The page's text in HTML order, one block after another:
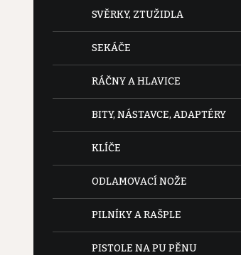
SVĚRKY, ZTUŽIDLA
SEKÁČE
RÁČNY A HLAVICE
BITY, NÁSTAVCE, ADAPTÉRY
KLÍČE
ODLAMOVACÍ NOŽE
PILNÍKY A RAŠPLE
PISTOLE NA PU PĚNU